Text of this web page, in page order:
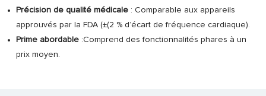
Précision de qualité médicale : Comparable aux appareils
approuvés par la FDA (±(2 % d’écart de fréquence cardiaque).
Prime abordable :Comprend des fonctionnalités phares à un
prix moyen.